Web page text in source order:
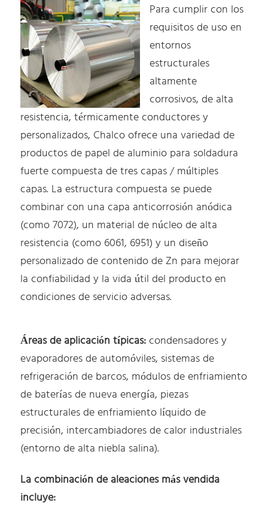
Para cumplir con los
requisitos de uso en
entornos
estructurales
altamente
corrosivos, de alta
resistencia, térmicamente conductores y
personalizados, Chalco ofrece una variedad de
productos de papel de aluminio para soldadura
fuerte compuesta de tres capas / múltiples
capas. La estructura compuesta se puede
combinar con una capa anticorrosión anódica
(como 7072), un material de núcleo de alta
resistencia (como 6061, 6951) y un diseño
personalizado de contenido de Zn para mejorar
la confiabilidad y la vida útil del producto en
condiciones de servicio adversas.
Áreas de aplicación típicas:condensadores y
evaporadores de automóviles, sistemas de
refrigeración de barcos, módulos de enfriamiento
de baterías de nueva energía, piezas
estructurales de enfriamiento líquido de
precisión, intercambiadores de calor industriales
(entorno de alta niebla salina).
La combinación de aleaciones más vendida
incluye: